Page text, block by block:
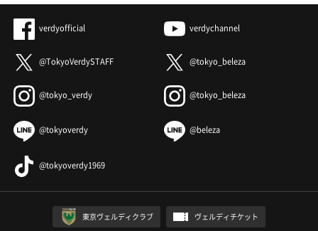
verdyofficial verdychannel
@TokyoVerdySTAFF @tokyo_beleza
@tokyo_verdy @tokyo_beleza
@tokyoverdy @beleza
@tokyoverdy1969
東京ヴェルディクラブ ヴェルディチケット